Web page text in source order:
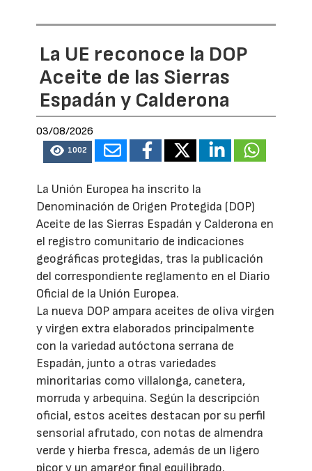
La UE reconoce la DOP
Aceite de las Sierras
Espadán y Calderona
03/08/2026
1002
La Unión Europea ha inscrito la
Denominación de Origen Protegida (DOP)
Aceite de las Sierras Espadán y Calderona en
el registro comunitario de indicaciones
geográficas protegidas, tras la publicación
del correspondiente reglamento en el Diario
Oficial de la Unión Europea.
La nueva DOP ampara aceites de oliva virgen
y virgen extra elaborados principalmente
con la variedad autóctona serrana de
Espadán, junto a otras variedades
minoritarias como villalonga, canetera,
morruda y arbequina. Según la descripción
oficial, estos aceites destacan por su perfil
sensorial afrutado, con notas de almendra
verde y hierba fresca, además de un ligero
picor y un amargor final equilibrado.